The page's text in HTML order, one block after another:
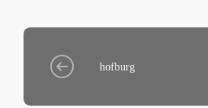
hofburg